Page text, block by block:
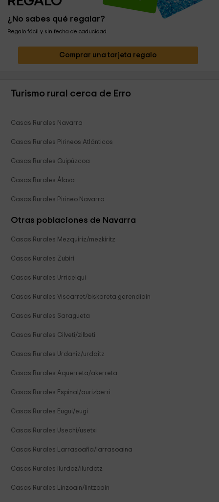
¿No sabes qué regalar?
Regalo fácil y sin fecha de caducidad
Comprar una tarjeta regalo
Turismo rural cerca de Erro
Casas Rurales Navarra
Casas Rurales Pirineos Atlánticos
Casas Rurales Guipúzcoa
Casas Rurales Álava
Casas Rurales Pirineo Navarro
Otras poblaciones de Navarra
Casas Rurales Mezquiriz/mezkiritz
Casas Rurales Zubiri
Casas Rurales Urricelqui
Casas Rurales Viscarret/biskareta gerendiain
Casas Rurales Saragueta
Casas Rurales Cilveti/zilbeti
Casas Rurales Urdaniz/urdaitz
Casas Rurales Aquerreta/akerreta
Casas Rurales Espinal/aurizberri
Casas Rurales Eugui/eugi
Casas Rurales Usechi/usetxi
Casas Rurales Larrasoaña/larrasoaina
Casas Rurales Ilurdoz/ilurdotz
Casas Rurales Linzoain/lintzoain